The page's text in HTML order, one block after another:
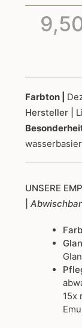
Farbton |
Hersteller |
UNSERE
15x